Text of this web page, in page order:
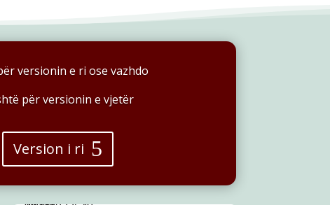
versionin e ri ose vazhdo
për versionin e vjetër
Version i ri